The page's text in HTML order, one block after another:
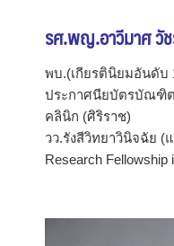
รศ.พญ.อาวีมาศ วั
พบ.(เกียรตินิยมอันดับ
ประกาศนียบัตรบัณฑิ
คลินิก (ศิริราช)
วว.รังสีวิทยาวินิจฉัย (
Research Fellowship